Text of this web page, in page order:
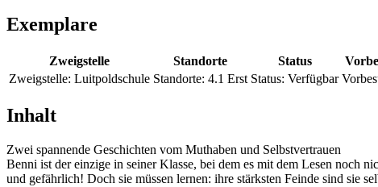
Exemplare
Zweigstelle Standorte Status
Zweigstelle: Luitpoldschule Standorte: 4.1 Erst Status: Verfügbar
Inhalt
Zwei spannende Geschichten vom Muthaben und Selbstvertrauen
Benni ist der einzige in seiner Klasse, bei dem es mit dem Lesen noch
und gefährlich! Doch sie müssen lernen: ihre stärksten Feinde sind sie